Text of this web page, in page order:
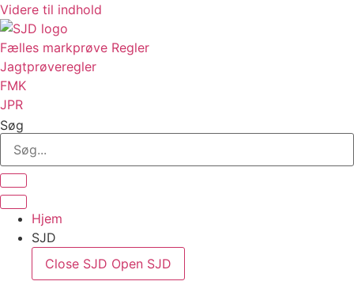
Videre til indhold
Fælles markprøve Regler
Jagtprøveregler
FMK
JPR
Søg
Hjem
SJD
Close SJD Open SJD